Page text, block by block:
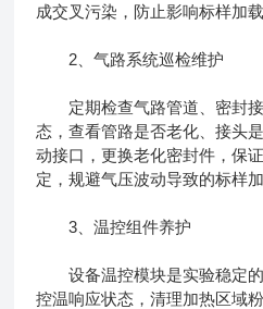
成交叉污染，防止影响标样加
2、气路系统巡检维护
定期检查气路管道、密封接
态，查看管路是否老化、接头
动接口，更换老化密封件，保
定，规避气压波动导致的标样
3、温控组件养护
设备温控模块是实验稳定的
控温响应状态，清理加热区域